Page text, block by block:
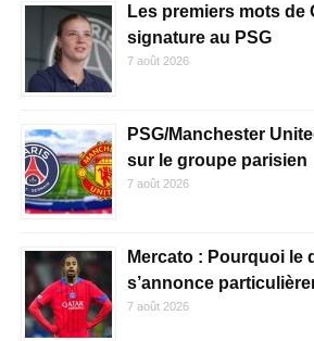
Les premiers mots de
signature au PSG
7 août 2026
PSG/Manchester
sur le groupe parisien
7 août 2026
Mercato : Pourquoi le
s’annonce
7 août 2026